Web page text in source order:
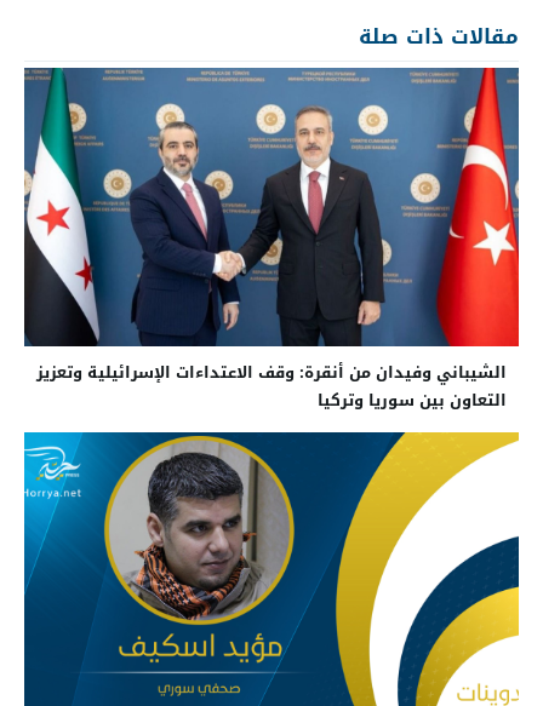
مقالات ذات صلة
الشيباني وفيدان من أنقرة: وقف الاعتداءات الإسرائيلية وتعزيز
التعاون بين سوريا وتركيا